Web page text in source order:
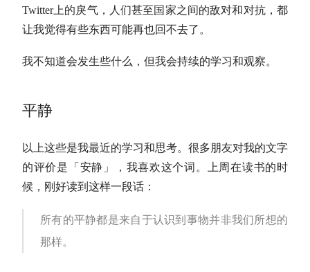
Twitter上的戾气，人们甚至国家之间的敌对和对抗，都
让我觉得有些东西可能再也回不去了。
我不知道会发生些什么，但我会持续的学习和观察。
平静
以上这些是我最近的学习和思考。很多朋友对我的文字
的评价是「安静」，我喜欢这个词。上周在读书的时
候，刚好读到这样一段话：
所有的平静都是来自于认识到事物并非我们所想的
那样。